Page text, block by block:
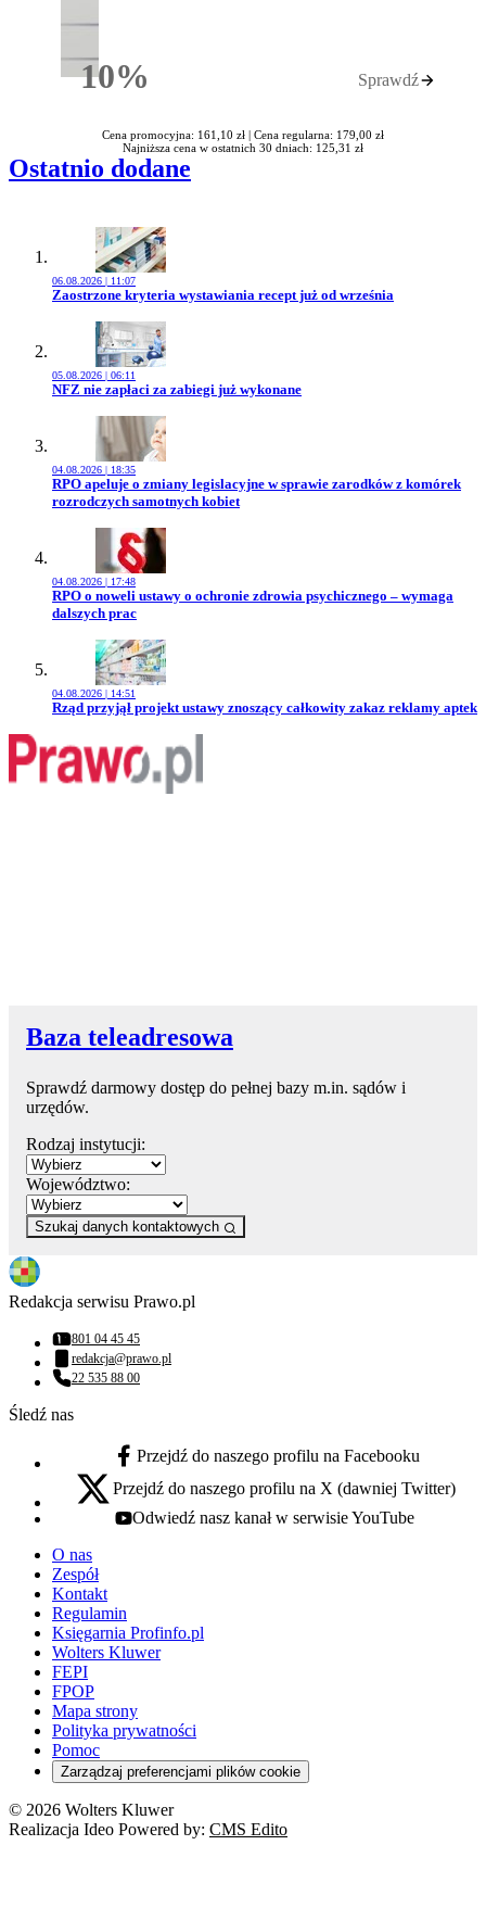
10%Rabatu Sprawdź
Cena promocyjna: 161,10 zł | Cena regularna: 179,00 zł
Najniższa cena w ostatnich 30 dniach: 125,31 zł
Ostatnio dodane
06.08.2026 | 11:07
Przejdź do artykułu:
Zaostrzone kryteria wystawiania recept już od września
05.08.2026 | 06:11
Przejdź do artykułu:
NFZ nie zapłaci za zabiegi już wykonane
04.08.2026 | 18:35
Przejdź do artykułu:
RPO apeluje o zmiany legislacyjne w sprawie zarodków z komórek
rozrodczych samotnych kobiet
04.08.2026 | 17:48
Przejdź do artykułu:
RPO o noweli ustawy o ochronie zdrowia psychicznego – wymaga
dalszych prac
04.08.2026 | 14:51
Przejdź do artykułu:
Rząd przyjął projekt ustawy znoszący całkowity zakaz reklamy aptek
Baza teleadresowa
Sprawdź darmowy dostęp do pełnej bazy m.in. sądów i
urzędów.
Rodzaj instytucji:
Województwo:
Szukaj danych kontaktowych
Redakcja serwisu Prawo.pl
Numer telefonu:
801 04 45 45
Adres email:
redakcja@prawo.pl
Numer telefonu:
22 535 88 00
Śledź nas
facebook - otwiera się w nowej karcie
Przejdź do naszego profilu na Facebooku
x - otwiera się w nowej karcie
Przejdź do naszego profilu na X (dawniej Twitter)
youtube - otwiera się w nowej karcie
Odwiedź nasz kanał w serwisie YouTube
O nas
Zespół
Kontakt
Regulamin
Księgarnia Profinfo.pl
Wolters Kluwer
FEPI
FPOP
Mapa strony
Polityka prywatności
Pomoc
Zarządzaj preferencjami plików cookie
© 2026 Wolters Kluwer
Realizacja Ideo Powered by: CMS Edito